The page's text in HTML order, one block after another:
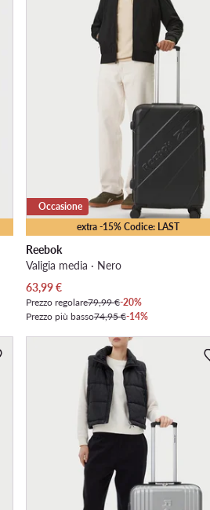
extra -15% Codice: LAST
Occasione
Reebok
Valigia media · Nero
Prezzo attuale
63,99€
Prezzo regolare79,99 €-20%
Prezzo più basso74,95 €-14%